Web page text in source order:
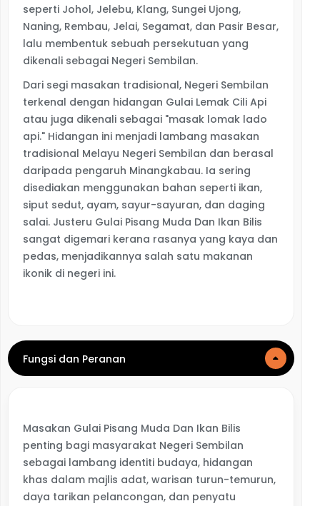
seperti Johol, Jelebu, Klang, Sungei Ujong,
Naning, Rembau, Jelai, Segamat, dan Pasir Besar,
lalu membentuk sebuah persekutuan yang
dikenali sebagai Negeri Sembilan.
Dari segi masakan tradisional, Negeri Sembilan
terkenal dengan hidangan Gulai Lemak Cili Api
atau juga dikenali sebagai "masak lomak lado
api." Hidangan ini menjadi lambang masakan
tradisional Melayu Negeri Sembilan dan berasal
daripada pengaruh Minangkabau. Ia sering
disediakan menggunakan bahan seperti ikan,
siput sedut, ayam, sayur-sayuran, dan daging
salai. Justeru Gulai Pisang Muda Dan Ikan Bilis
sangat digemari kerana rasanya yang kaya dan
pedas, menjadikannya salah satu makanan
ikonik di negeri ini.
Fungsi dan Peranan
Masakan Gulai Pisang Muda Dan Ikan Bilis
penting bagi masyarakat Negeri Sembilan
sebagai lambang identiti budaya, hidangan
khas dalam majlis adat, warisan turun-temurun,
daya tarikan pelancongan, dan penyatu